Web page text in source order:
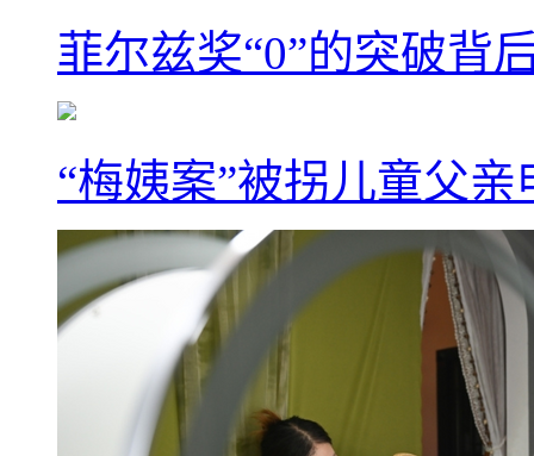
菲尔兹奖“0”的突破背
“梅姨案”被拐儿童父